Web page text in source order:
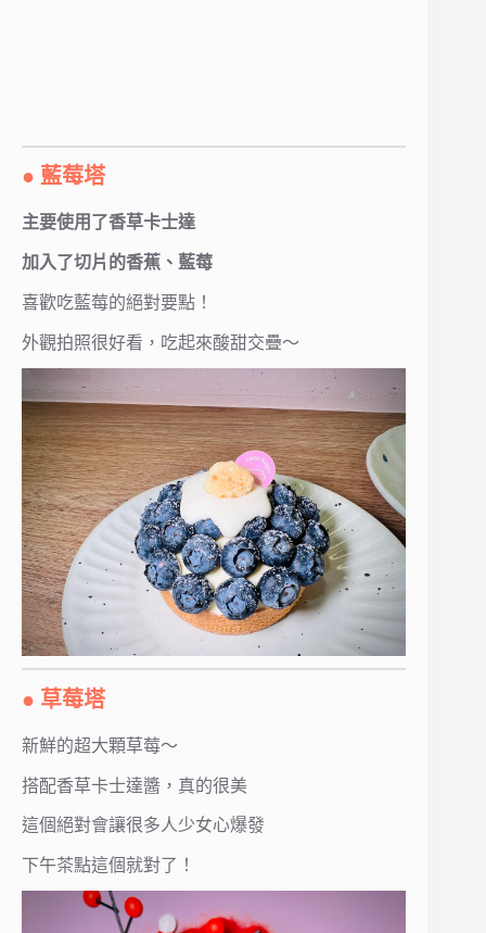
● 藍莓塔
主要使用了香草卡士達
加入了切片的香蕉、藍莓
喜歡吃藍莓的絕對要點！
外觀拍照很好看，吃起來酸甜交疊～
● 草莓塔
新鮮的超大顆草莓～
搭配香草卡士達醬，真的很美
這個絕對會讓很多人少女心爆發
下午茶點這個就對了！